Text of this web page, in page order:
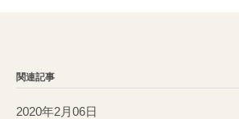
関連記事
2020年2月06日